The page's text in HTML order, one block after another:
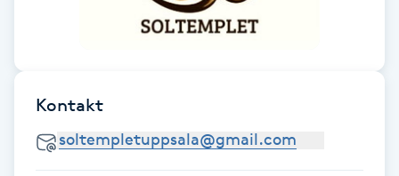
Face framing
Faceliftmassage
Fet hårbotten
Kontakt